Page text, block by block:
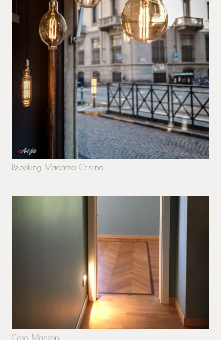
Relooking Madama Cristina
Casa Manzoni